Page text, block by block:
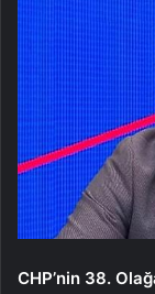
CHP’nin 38.